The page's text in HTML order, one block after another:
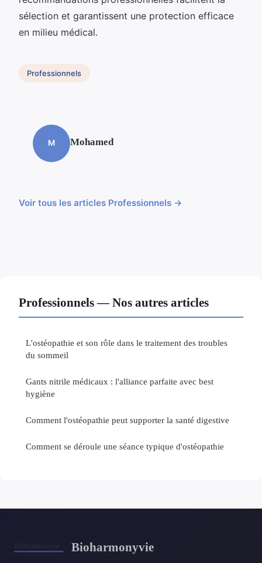
sélection et garantissent une protection efficace
en milieu médical.
Professionnels
M Mohamed
Voir tous les articles Professionnels →
Professionnels — Nos autres articles
L'ostéopathie et son rôle dans le traitement des troubles
du sommeil
Gants nitrile médicaux : l'alliance parfaite avec best
hygiène
Comment l'ostéopathie peut supporter la santé digestive
Comment se déroule une séance typique d'ostéopathie
Bioharmonyvie